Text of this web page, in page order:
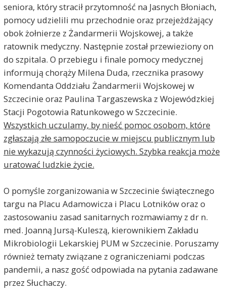
seniora, który stracił przytomność na Jasnych Błoniach,
pomocy udzielili mu przechodnie oraz przejeżdżający
obok żołnierze z Żandarmerii Wojskowej, a także
ratownik medyczny. Następnie został przewieziony on
do szpitala. O przebiegu i finale pomocy medycznej
informują chorąży Milena Duda, rzecznika prasowy
Komendanta Oddziału Żandarmerii Wojskowej w
Szczecinie oraz Paulina Targaszewska z Wojewódzkiej
Stacji Pogotowia Ratunkowego w Szczecinie.
Wszystkich uczulamy, by nieść pomoc osobom, które
zgłaszają złe samopoczucie w miejscu publicznym lub
nie wykazują czynności życiowych. Szybka reakcja może
uratować ludzkie życie.
O pomyśle zorganizowania w Szczecinie świątecznego
targu na Placu Adamowicza i Placu Lotników oraz o
zastosowaniu zasad sanitarnych rozmawiamy z dr n.
med. Joanną Jursą-Kuleszą, kierownikiem Zakładu
Mikrobiologii Lekarskiej PUM w Szczecinie. Poruszamy
również tematy związane z ograniczeniami podczas
pandemii, a nasz gość odpowiada na pytania zadawane
przez Słuchaczy.